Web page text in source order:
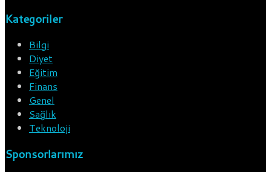
Kategoriler
Bilgi
Diyet
Eğitim
Finans
Genel
Sağlık
Teknoloji
Sponsorlarımız